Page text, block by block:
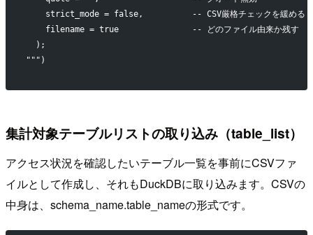
    strict_mode = false,          -- CSV厳格チェックを緩める
    filename = true               -- どのファイル由来か残す
  );
""")
集計対象テーブルリストの取り込み（table_list）
アクセス状況を確認したいテーブル一覧を事前にCSVファ
イルとして作成し、それもDuckDBに取り込みます。CSVの
中身は、schema_name.table_nameの形式です。